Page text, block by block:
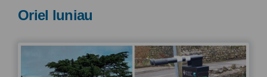
Oriel luniau